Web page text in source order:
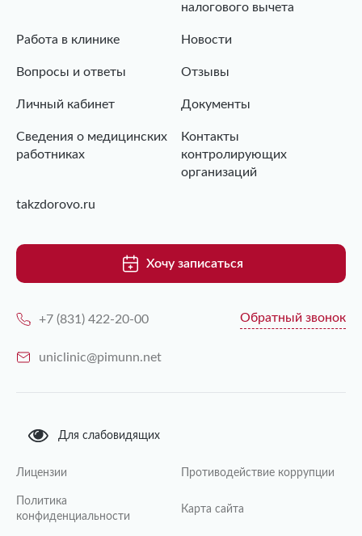
налогового вычета
Работа в клинике Новости
Вопросы и ответы Отзывы
Личный кабинет Документы
Сведения о медицинских
работниках
Контакты
контролирующих
организаций
takzdorovo.ru
Хочу записаться
+7 (831) 422-20-00 Обратный звонок
uniclinic@pimunn.net
Для слабовидящих
Лицензии Противодействие коррупции
Политика
конфиденциальности
Карта сайта